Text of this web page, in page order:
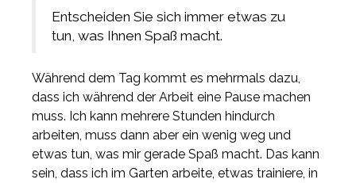
Entscheiden Sie sich immer etwas zu
tun, was Ihnen Spaß macht.
Während dem Tag kommt es mehrmals dazu,
dass ich während der Arbeit eine Pause machen
muss. Ich kann mehrere Stunden hindurch
arbeiten, muss dann aber ein wenig weg und
etwas tun, was mir gerade Spaß macht. Das kann
sein, dass ich im Garten arbeite, etwas trainiere, in